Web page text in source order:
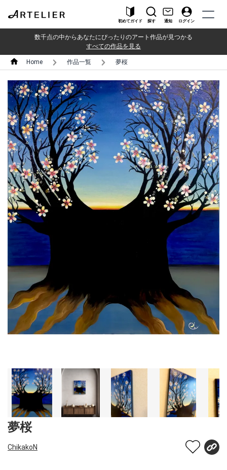
初めてガイド 探す 通知 ログイン
数千点の中からあなたにぴったりのアート作品が見つかる
すべての作品を見る
Home 作品一覧 夢桜
夢桜
ChikakoN